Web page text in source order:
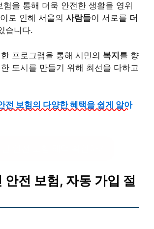
험을 통해 더욱 안전한 생활을 영위
로 인해 서울의 사람들이 서로를 더
습니다.
프로그램을 통해 시민의 복지를 향
도시를 만들기 위해 최선을 다하고
전 보험의 다양한 혜택을 쉽게 알아
안전 보험, 자동 가입 절